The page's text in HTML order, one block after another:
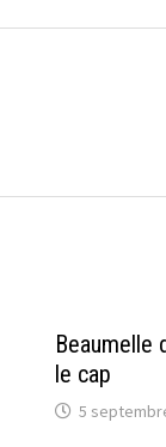
Beaumelle
le cap
5